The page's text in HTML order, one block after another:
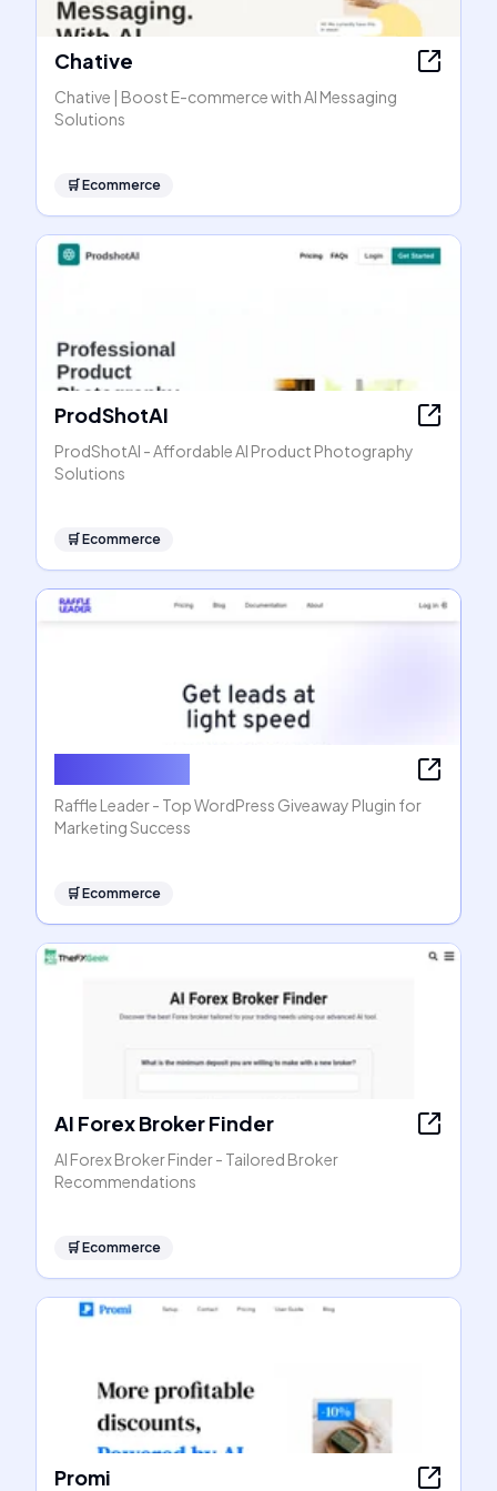
Chative
Chative | Boost E-commerce with AI Messaging
Solutions
🛒Ecommerce
ProdShotAI
ProdShotAI - Affordable AI Product Photography
Solutions
🛒Ecommerce
Raffle Leader - Top WordPress Giveaway Plugin for
Marketing Success
🛒Ecommerce
AI Forex Broker Finder
AI Forex Broker Finder - Tailored Broker
Recommendations
🛒Ecommerce
Promi